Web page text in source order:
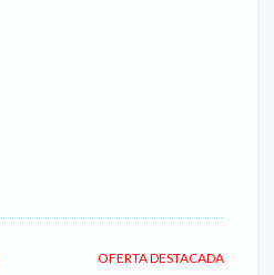
OFERTA DESTACADA